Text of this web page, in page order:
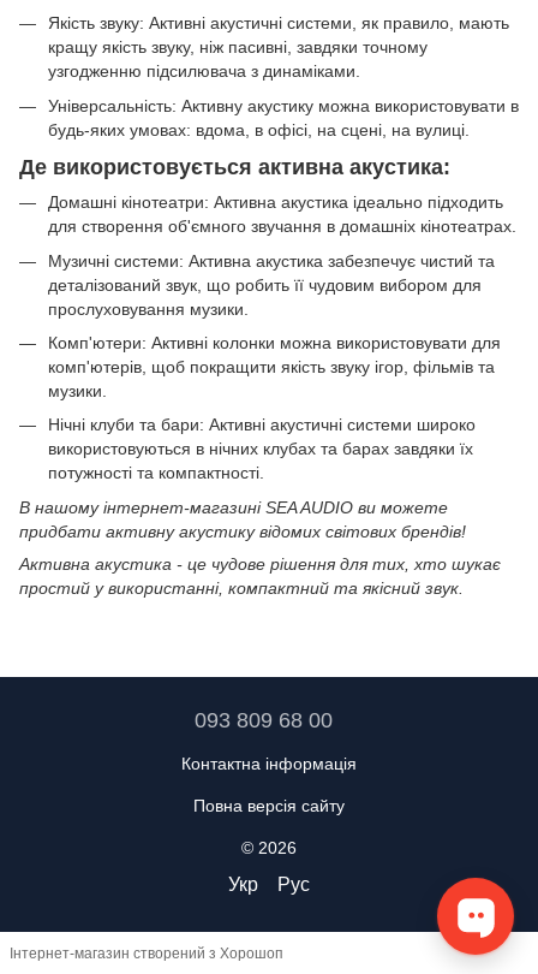
Якість звуку: Активні акустичні системи, як правило, мають
кращу якість звуку, ніж пасивні, завдяки точному
узгодженню підсилювача з динаміками.
Універсальність: Активну акустику можна використовувати в
будь-яких умовах: вдома, в офісі, на сцені, на вулиці.
Де використовується активна акустика:
Домашні кінотеатри: Активна акустика ідеально підходить
для створення об'ємного звучання в домашніх кінотеатрах.
Музичні системи: Активна акустика забезпечує чистий та
деталізований звук, що робить її чудовим вибором для
прослуховування музики.
Комп'ютери: Активні колонки можна використовувати для
комп'ютерів, щоб покращити якість звуку ігор, фільмів та
музики.
Нічні клуби та бари: Активні акустичні системи широко
використовуються в нічних клубах та барах завдяки їх
потужності та компактності.
В нашому інтернет-магазині SEA AUDIO ви можете
придбати активну акустику відомих світових брендів!
Активна акустика - це чудове рішення для тих, хто шукає
простий у використанні, компактний та якісний звук.
093 809 68 00
Контактна інформація
Повна версія сайту
© 2026
Укр Рус
Інтернет-магазин створений з Хорошоп